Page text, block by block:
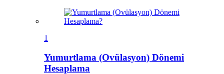
1
Yumurtlama (Ovülasyon) Dönemi
Hesaplama